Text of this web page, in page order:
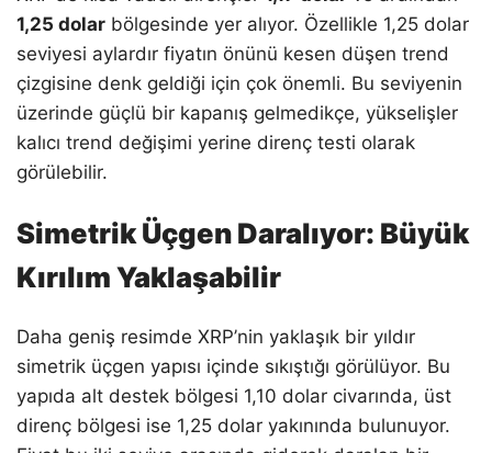
1,25 dolar bölgesinde yer alıyor. Özellikle 1,25 dolar
seviyesi aylardır fiyatın önünü kesen düşen trend
çizgisine denk geldiği için çok önemli. Bu seviyenin
üzerinde güçlü bir kapanış gelmedikçe, yükselişler
kalıcı trend değişimi yerine direnç testi olarak
görülebilir.
Simetrik Üçgen Daralıyor: Büyük
Kırılım Yaklaşabilir
Daha geniş resimde XRP’nin yaklaşık bir yıldır
simetrik üçgen yapısı içinde sıkıştığı görülüyor. Bu
yapıda alt destek bölgesi 1,10 dolar civarında, üst
direnç bölgesi ise 1,25 dolar yakınında bulunuyor.